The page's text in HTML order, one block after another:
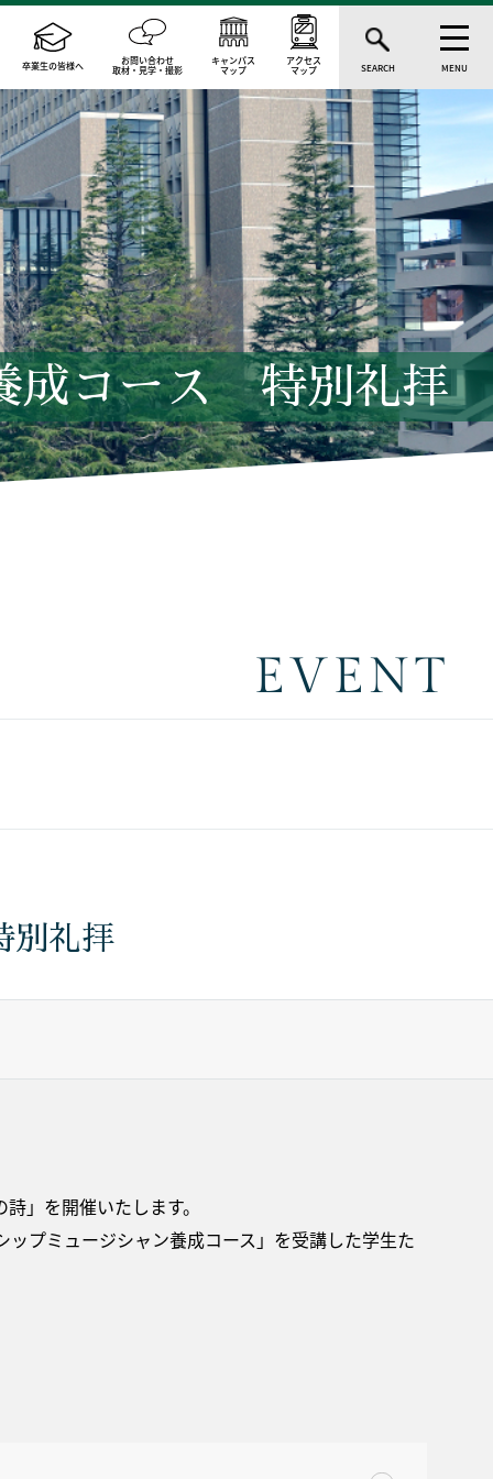
卒業生の皆様へ お問い合わせ
取材・見学・撮影
キャンパス
マップ
アクセス
マップ SEARCH MENU
成コース 特別礼拝
EVENT
別礼拝
」を開催いたします。
プミュージシャン養成コース」を受講した学生た